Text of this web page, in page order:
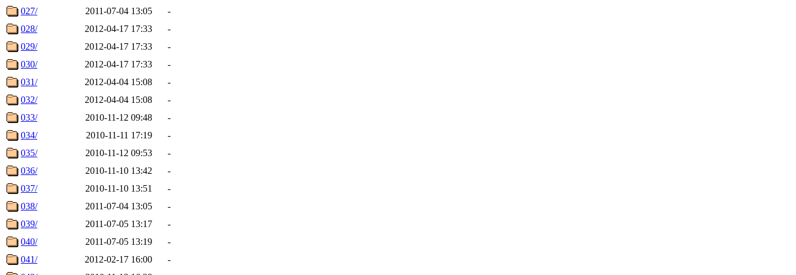
027/
2011-07-04 13:05
-
028/
2012-04-17 17:33
-
029/
2012-04-17 17:33
-
030/
2012-04-17 17:33
-
031/
2012-04-04 15:08
-
032/
2012-04-04 15:08
-
033/
2010-11-12 09:48
-
034/
2010-11-11 17:19
-
035/
2010-11-12 09:53
-
036/
2010-11-10 13:42
-
037/
2010-11-10 13:51
-
038/
2011-07-04 13:05
-
039/
2011-07-05 13:17
-
040/
2011-07-05 13:19
-
041/
2012-02-17 16:00
-